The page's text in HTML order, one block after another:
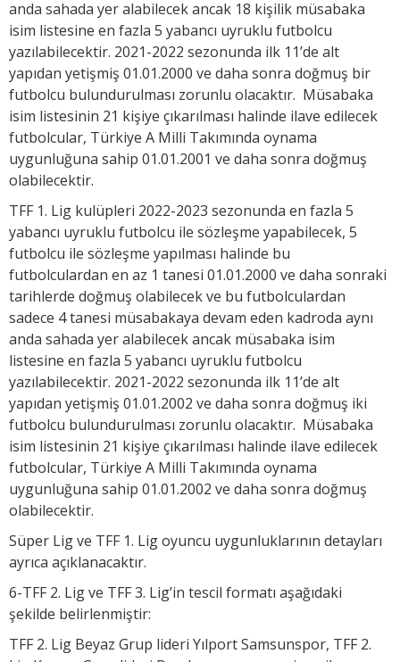
anda sahada yer alabilecek ancak 18 kişilik müsabaka
isim listesine en fazla 5 yabancı uyruklu futbolcu
yazılabilecektir. 2021-2022 sezonunda ilk 11’de alt
yapıdan yetişmiş 01.01.2000 ve daha sonra doğmuş bir
futbolcu bulundurulması zorunlu olacaktır. Müsabaka
isim listesinin 21 kişiye çıkarılması halinde ilave edilecek
futbolcular, Türkiye A Milli Takımında oynama
uygunluğuna sahip 01.01.2001 ve daha sonra doğmuş
olabilecektir.
TFF 1. Lig kulüpleri 2022-2023 sezonunda en fazla 5
yabancı uyruklu futbolcu ile sözleşme yapabilecek, 5
futbolcu ile sözleşme yapılması halinde bu
futbolculardan en az 1 tanesi 01.01.2000 ve daha sonraki
tarihlerde doğmuş olabilecek ve bu futbolculardan
sadece 4 tanesi müsabakaya devam eden kadroda aynı
anda sahada yer alabilecek ancak müsabaka isim
listesine en fazla 5 yabancı uyruklu futbolcu
yazılabilecektir. 2021-2022 sezonunda ilk 11’de alt
yapıdan yetişmiş 01.01.2002 ve daha sonra doğmuş iki
futbolcu bulundurulması zorunlu olacaktır. Müsabaka
isim listesinin 21 kişiye çıkarılması halinde ilave edilecek
futbolcular, Türkiye A Milli Takımında oynama
uygunluğuna sahip 01.01.2002 ve daha sonra doğmuş
olabilecektir.
Süper Lig ve TFF 1. Lig oyuncu uygunluklarının detayları
ayrıca açıklanacaktır.
6-TFF 2. Lig ve TFF 3. Lig’in tescil formatı aşağıdaki
şekilde belirlenmiştir:
TFF 2. Lig Beyaz Grup lideri Yılport Samsunspor, TFF 2.